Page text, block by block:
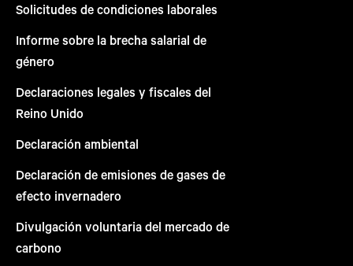
Solicitudes de condiciones laborales
Informe sobre la brecha salarial de
género
Declaraciones legales y fiscales del
Reino Unido
Declaración ambiental
Declaración de emisiones de gases de
efecto invernadero
Divulgación voluntaria del mercado de
carbono